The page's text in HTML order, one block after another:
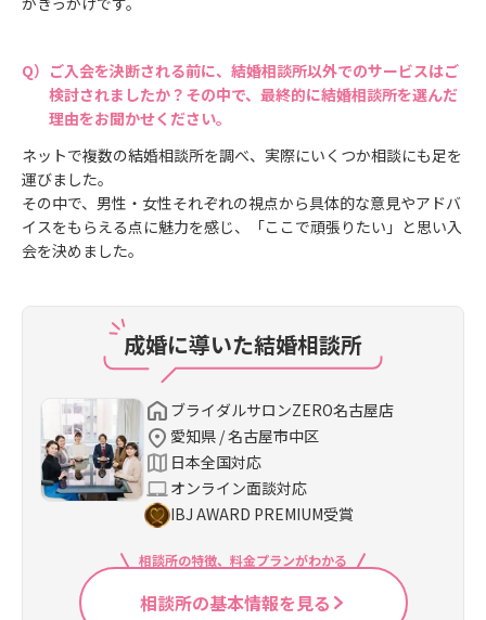
ご入会を決断される前に、結婚相談所以外でのサービスはご
検討されましたか？その中で、最終的に結婚相談所を選んだ
理由をお聞かせください。
ネットで複数の結婚相談所を調べ、実際にいくつか相談にも足を
運びました。
その中で、男性・女性それぞれの視点から具体的な意見やアドバ
イスをもらえる点に魅力を感じ、「ここで頑張りたい」と思い入
会を決めました。
成婚に導いた結婚相談所
ブライダルサロンZERO名古屋店
愛知県 / 名古屋市中区
日本全国対応
オンライン面談対応
IBJ AWARD PREMIUM受賞
相談所の特徴、料金プランがわかる
相談所の基本情報を見る